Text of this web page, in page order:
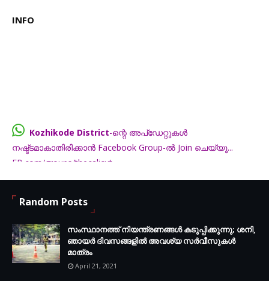
INFO
-ന്റെ അപ്ഡേറ്റുകൾ
നഷ്ട്ടമാകാതിരിക്കാൻ Facebook Group-ൽ Join ചെയ്യൂ...
Random Posts
സംസ്ഥാനത്ത് നിയന്ത്രണങ്ങള്‍ കടുപ്പിക്കുന്നു; ശനി,
ഞായര്‍ ദിവസങ്ങളില്‍ അവശ്യ സര്‍വീസുകള്‍
മാത്രം
April 21, 2021